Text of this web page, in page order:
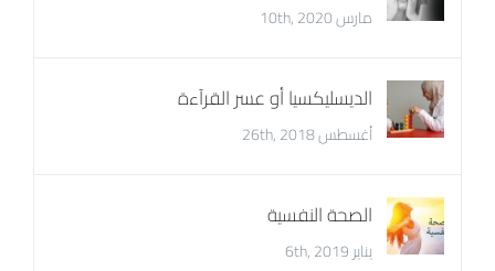
مارس 10th, 2020
الديسليكسيا أو عسر القرآءة
أغسطس 26th, 2018
الصحة النفسية
يناير 6th, 2019